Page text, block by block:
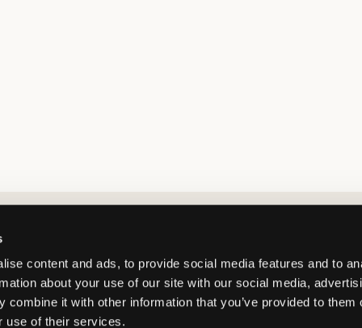
content and ads, to provide social media features and to
about your use of our site with our social media,
combine it with other information that you’ve provided to them
use of their services.